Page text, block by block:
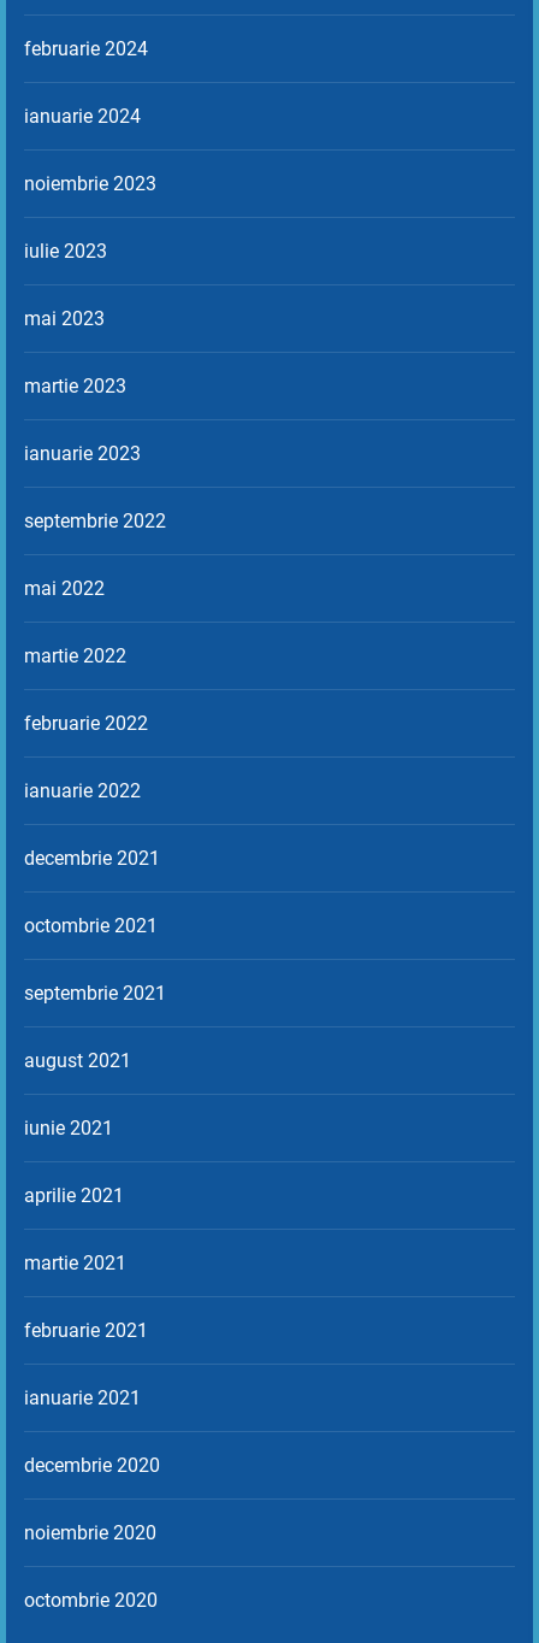
februarie 2024
ianuarie 2024
noiembrie 2023
iulie 2023
mai 2023
martie 2023
ianuarie 2023
septembrie 2022
mai 2022
martie 2022
februarie 2022
ianuarie 2022
decembrie 2021
octombrie 2021
septembrie 2021
august 2021
iunie 2021
aprilie 2021
martie 2021
februarie 2021
ianuarie 2021
decembrie 2020
noiembrie 2020
octombrie 2020